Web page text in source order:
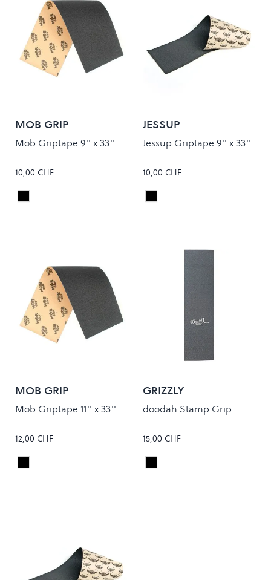
MOB GRIP
Mob Griptape 9'' x 33''
10,00 CHF
Colour
Black
JESSUP
Jessup Griptape 9'' x 33''
10,00 CHF
Colour
Black
MOB GRIP
Mob Griptape 11'' x 33''
12,00 CHF
Colour
Black
GRIZZLY
doodah Stamp Grip
15,00 CHF
Colour
Black